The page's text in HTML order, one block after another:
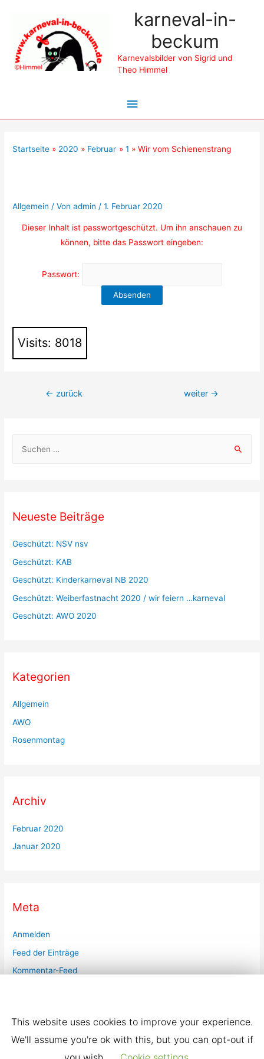
karneval-in-
beckum
Karnevalsbilder von Sigrid und
Theo Himmel
Hauptmenü
Startseite 2020 Februar 1 Wir vom Schienenstrang
Allgemein / Vonadmin /1. Februar 2020
Dieser Inhalt ist passwortgeschützt. Um ihn anschauen zu
können, bitte das Passwort eingeben:
Passwort:
Visits: 8018
Beitragsnavigation
← zurück weiter →
n
:
Neueste Beiträge
Geschützt: NSV nsv
Geschützt: KAB
Geschützt: Kinderkarneval NB 2020
Geschützt: Weiberfastnacht 2020 / wir feiern …karneval
Geschützt: AWO 2020
Kategorien
Allgemein
AWO
Rosenmontag
Archiv
Februar 2020
Januar 2020
Meta
Anmelden
Feed der Einträge
Kommentar-Feed
This website uses cookies to improve your experience.
We'll assume you're ok with this, but you can opt-out if